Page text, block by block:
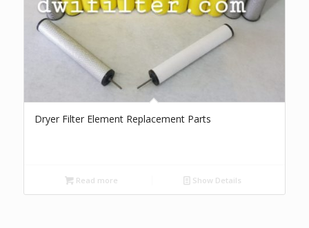
Dryer Filter Element Replacement Parts
Read more Show Details